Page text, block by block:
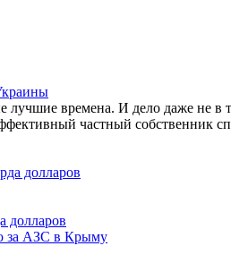
лучшие времена. И дело даже не
частный собственник
долларов